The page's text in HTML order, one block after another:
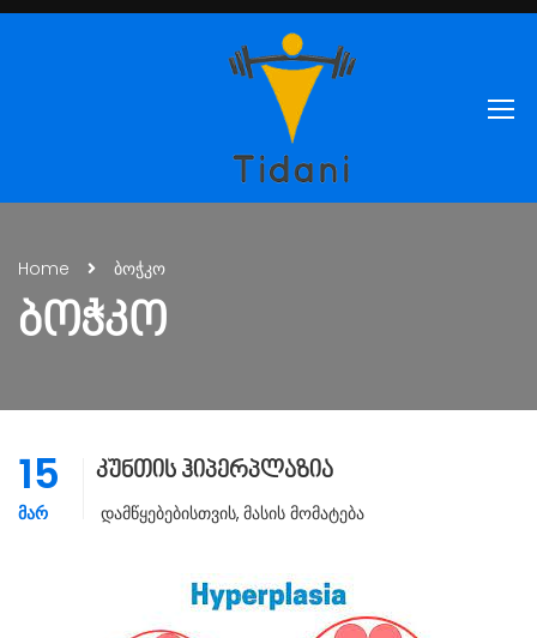
Home ბოჭკო
ᲑᲝᲭᲙᲝ
15
ᲛᲐᲠ
კუნთის ჰიპერპლაზია
Დამწყებებისთვის, Მასის Მომატება